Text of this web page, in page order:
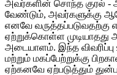
அவர்களின் சொந்த குரல் -
வேண்டும், அவர்களுக்கு
எனவே
ஏற்றுக்கொள்ள முடியாதது
அடையாளம். இந்த விவரிப்பு
மற்றும் மகப்பேற்றுக்கு
ஏற்கனவே ஏற்படுத்தும்